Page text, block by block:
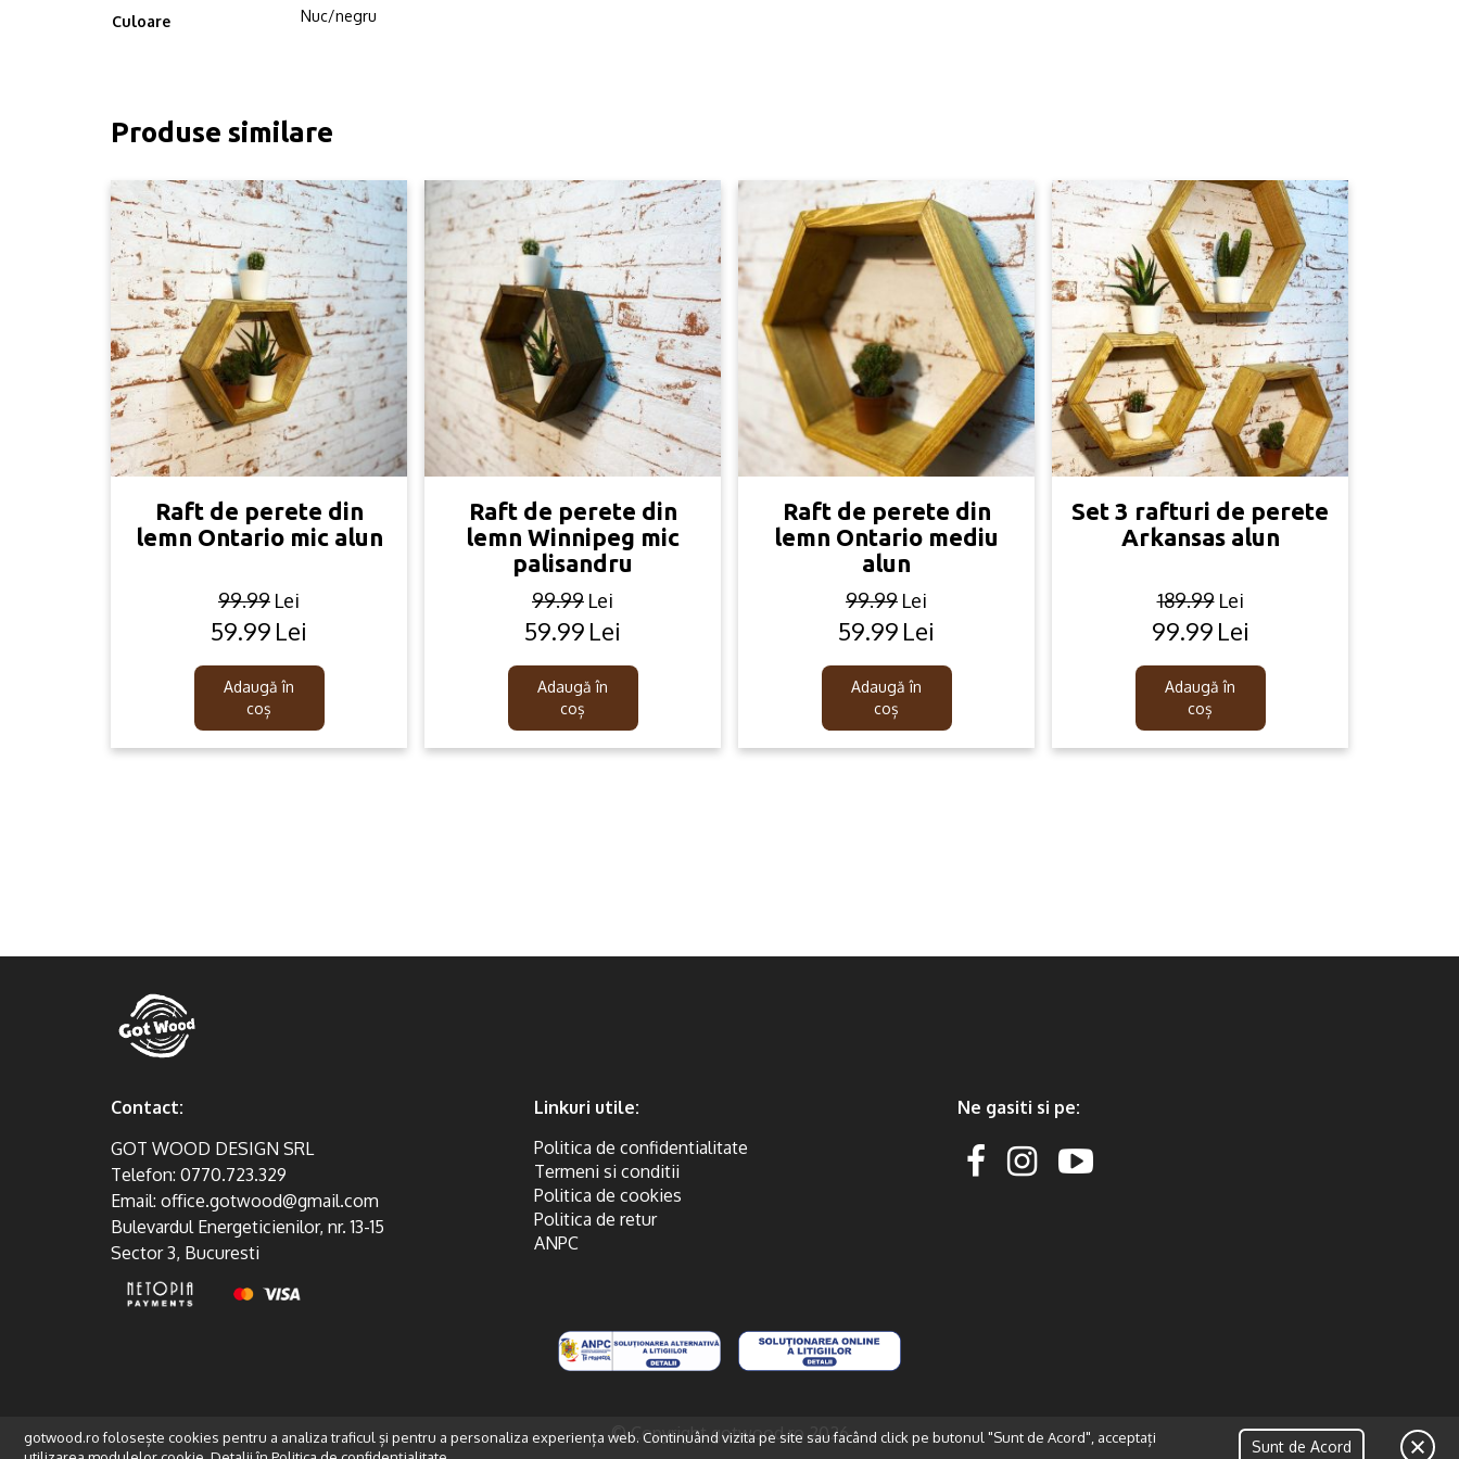
Culoare Nuc/negru
Produse similare
Raft de perete din
lemn Ontario mic alun
99.99 Lei
Original
was:
99.99lei.
59.99 Lei
Current
is:
59.99lei.
Adaugă în
coș
Raft de perete din
lemn Winnipeg mic
palisandru
99.99 Lei
Original
was:
99.99lei.
59.99 Lei
Current
is:
59.99lei.
Adaugă în
coș
Raft de perete din
lemn Ontario mediu
alun
99.99 Lei
Original
was:
99.99lei.
59.99 Lei
Current
is:
59.99lei.
Adaugă în
coș
Set 3 rafturi de perete
Arkansas alun
189.99 Lei
Original
was:
189.99lei.
99.99 Lei
Current
is:
99.99lei.
Adaugă în
coș
gotwood.ro folosește cookies pentru a analiza traficul și pentru a personaliza experiența web. Continuând vizita pe site sau facând click pe butonul "Sunt de Acord", acceptați
Sunt de Acord
Contact:
GOT WOOD DESIGN SRL
Telefon: 0770.723.329
Email: office.gotwood@gmail.com
Bulevardul Energeticienilor, nr. 13-15
Sector 3, Bucuresti
Linkuri utile:
Politica de confidentialitate
Termeni si conditii
Politica de cookies
Politica de retur
ANPC
Ne gasiti si pe:
© Copyright gotwood.ro 2026